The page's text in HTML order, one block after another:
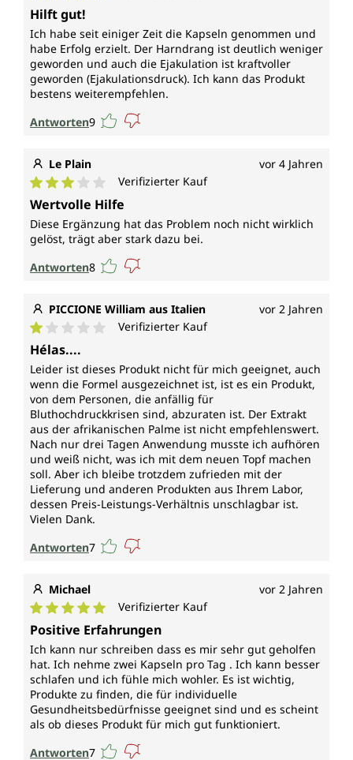
Durchschnittliche Bewertung von 5 von 5 Sternen
Hilft gut!
Ich habe seit einiger Zeit die Kapseln genommen und
habe Erfolg erzielt. Der Harndrang ist deutlich weniger
geworden und auch die Ejakulation ist kraftvoller
geworden (Ejakulationsdruck). Ich kann das Produkt
bestens weiterempfehlen.
Antworten9
Le Plain vor 4 Jahren
Durchschnittliche Bewertung von 3 von 5 Sternen
Verifizierter Kauf
Wertvolle Hilfe
Diese Ergänzung hat das Problem noch nicht wirklich
gelöst, trägt aber stark dazu bei.
Antworten8
PICCIONE William aus Italien vor 2 Jahren
Durchschnittliche Bewertung von 1 von 5 Sternen
Verifizierter Kauf
Hélas....
Leider ist dieses Produkt nicht für mich geeignet, auch
wenn die Formel ausgezeichnet ist, ist es ein Produkt,
von dem Personen, die anfällig für
Bluthochdruckkrisen sind, abzuraten ist. Der Extrakt
aus der afrikanischen Palme ist nicht empfehlenswert.
Nach nur drei Tagen Anwendung musste ich aufhören
und weiß nicht, was ich mit dem neuen Topf machen
soll. Aber ich bleibe trotzdem zufrieden mit der
Lieferung und anderen Produkten aus Ihrem Labor,
dessen Preis-Leistungs-Verhältnis unschlagbar ist.
Vielen Dank.
Antworten7
Michael vor 2 Jahren
Durchschnittliche Bewertung von 5 von 5 Sternen
Verifizierter Kauf
Positive Erfahrungen
Ich kann nur schreiben dass es mir sehr gut geholfen
hat. Ich nehme zwei Kapseln pro Tag . Ich kann besser
schlafen und ich fühle mich wohler. Es ist wichtig,
Produkte zu finden, die für individuelle
Gesundheitsbedürfnisse geeignet sind und es scheint
als ob dieses Produkt für mich gut funktioniert.
Antworten7